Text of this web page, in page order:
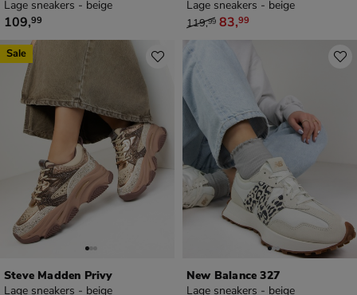
Lage sneakers - beige
€ 109,99
109,99
Lage sneakers - beige
van € 119,99 voor € 83,99
119,99 83,99
Steve Madden Privy
Lage sneakers - beige
Sale
New Balance 327
Lage sneakers - beige